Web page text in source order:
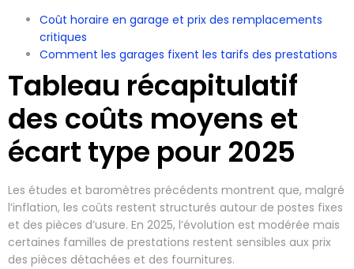
Coût horaire en garage et prix des remplacements
critiques
Comment les garages fixent les tarifs des prestations
Tableau récapitulatif
des coûts moyens et
écart type pour 2025
Les études et baromètres précédents montrent que, malgré
l’inflation, les coûts restent structurés autour de postes fixes
et des pièces d’usure. En 2025, l’évolution est modérée mais
certaines familles de prestations restent sensibles aux prix
des pièces détachées et des fournitures.